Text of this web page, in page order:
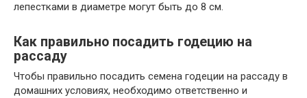
лепестками в диаметре могут быть до 8 см.
Как правильно посадить годецию на
рассаду
Чтобы правильно посадить семена годеции на рассаду в
домашних условиях, необходимо ответственно и